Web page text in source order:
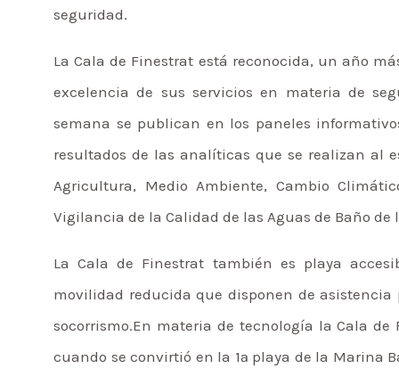
seguridad.
La Cala de Finestrat está reconocida, un año
excelencia de sus servicios en materia de
semana se publican en los paneles
resultados de las analíticas que se realizan al
Agricultura, Medio Ambiente, Cambio
Vigilancia de la Calidad de las Aguas de Baño
La Cala de Finestrat también es playa
movilidad reducida que disponen de
socorrismo.En materia de tecnología la Cala
cuando se convirtió en la 1ª playa de la Marina